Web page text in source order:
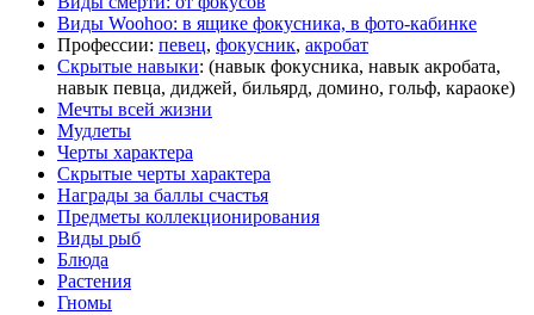
Виды Woohoo: в ящике фокусника, в фото-кабинке
Профессии: певец, фокусник, акробат
Скрытые навыки: (навык фокусника, навык акробата,
навык певца, диджей, бильярд, домино, гольф, караоке)
Мечты всей жизни
Мудлеты
Черты характера
Скрытые черты характера
Награды за баллы счастья
Предметы коллекционирования
Виды рыб
Блюда
Растения
Гномы